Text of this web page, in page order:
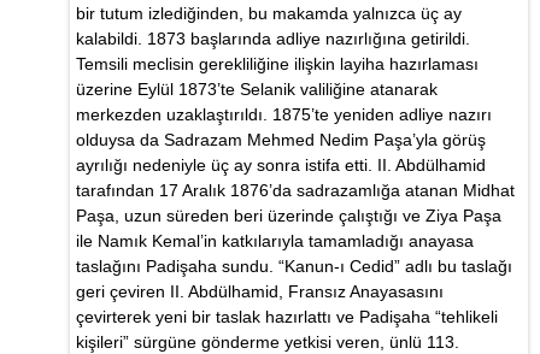
bir tutum izlediğinden, bu makamda yalnızca üç ay
kalabildi. 1873 başlarında adliye nazırlığına getirildi.
Temsili meclisin gerekliliğine ilişkin layiha hazırlaması
üzerine Eylül 1873’te Selanik valiliğine atanarak
merkezden uzaklaştırıldı. 1875’te yeniden adliye nazırı
olduysa da Sadrazam Mehmed Nedim Paşa’yla görüş
ayrılığı nedeniyle üç ay sonra istifa etti. II. Abdülhamid
tarafından 17 Aralık 1876’da sadrazamlığa atanan Midhat
Paşa, uzun süreden beri üzerinde çalıştığı ve Ziya Paşa
ile Namık Kemal’in katkılarıyla tamamladığı anayasa
taslağını Padişaha sundu. “Kanun-ı Cedid” adlı bu taslağı
geri çeviren II. Abdülhamid, Fransız Anayasasını
çevirterek yeni bir taslak hazırlattı ve Padişaha “tehlikeli
kişileri” sürgüne gönderme yetkisi veren, ünlü 113.